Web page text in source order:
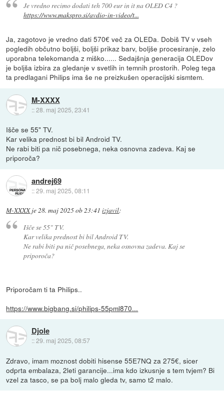
Je vredno recimo dodati teh 700 eur in it na OLED C4 ?
https://www.makspro.si/avdio-in-video/t...
Ja, zagotovo je vredno dati 570€ več za OLEDa. Dobiš TV v vseh
pogledih občutno boljši, boljši prikaz barv, boljše procesiranje, zelo
uporabna telekomanda z miško...... Sedajšnja generacija OLEDov
je boljša izbira za gledanje v svetlih in temnih prostorih. Poleg tega
ta predlagani Philips ima še ne preizkušen operacijski sismtem.
M-XXXX
::28. maj 2025, 23:41
Išče se 55" TV.
Kar velika prednost bi bil Android TV.
Ne rabi biti pa nič posebnega, neka osnovna zadeva. Kaj se
priporoča?
andrej69
::29. maj 2025, 08:11
M-XXXXje28. maj 2025 ob 23:41 izjavil:
Išče se 55" TV.
Kar velika prednost bi bil Android TV.
Ne rabi biti pa nič posebnega, neka osnovna zadeva. Kaj se
priporoča?
Priporočam ti ta Philips..
https://www.bigbang.si/philips-55pml870...
Djole
::29. maj 2025, 08:57
Zdravo, imam moznost dobiti hisense 55E7NQ za 275€, sicer
odprta embalaza, 2leti garancije...ima kdo izkusnje s tem tvjem? Bi
vzel za tasco, se pa bolj malo gleda tv, samo t2 malo.